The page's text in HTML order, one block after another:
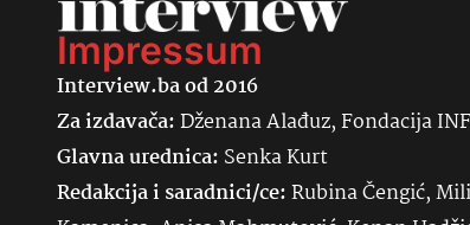
Impressum
Interview.ba od 2016
Za izdavača:Dženana Alađuz, Fondacija
Glavna urednica: SenkaKurt
Redakcija i saradnici/ce:Rubina Čengić,